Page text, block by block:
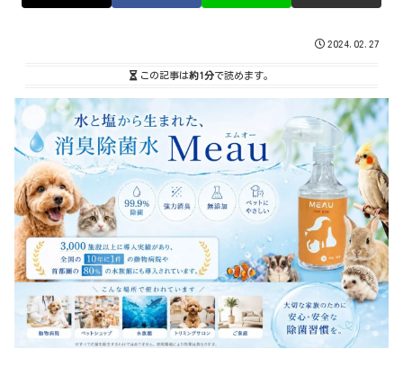
2024.02.27
この記事は約1分で読めます。